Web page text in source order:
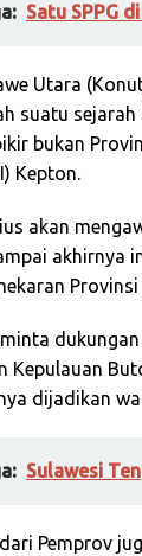
Satu SPPG
Utara
suatu
bukan
Kepton.
akan
akhirnya
Kepulauan
dijadikan
Sulawesi
Pemprov